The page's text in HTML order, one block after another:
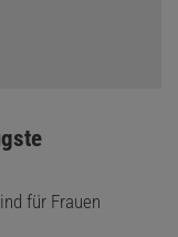
für Frauen